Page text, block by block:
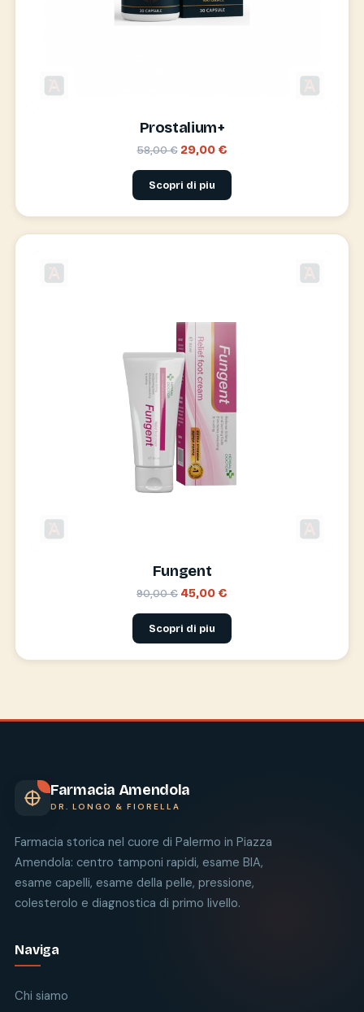
Prostalium+
58,00 €29,00 €
Scopri di piu
Fungent
90,00 € 45,00 €
Scopri di piu
Farmacia Amendola
DR. LONGO & FIORELLA
Farmacia storica nel cuore di Palermo in Piazza
Amendola: centro tamponi rapidi, esame BIA,
esame capelli, esame della pelle, pressione,
colesterolo e diagnostica di primo livello.
Naviga
Chi siamo